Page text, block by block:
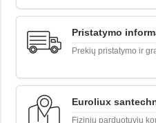
Pristatymo
Prekių pristatymo ir
Euroliux
Fizinių parduotuvių